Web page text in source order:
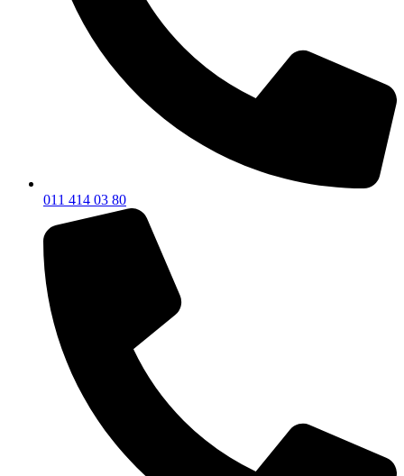
011 414 03 80